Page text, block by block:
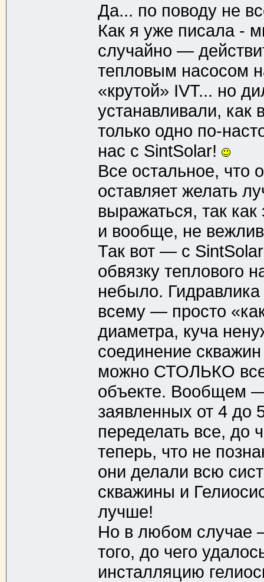
Да... по поводу не
Как я уже писала -
случайно —
тепловым насосом
«крутой» IVT... но
устанавливали, как
только одно по-
нас с SintSolar!
Все остальное, что
оставляет желать
выражаться, так
и вообще, не
Так вот — с
обвязку теплового
небыло.
всему — просто
диаметра, куча
соединение
можно СТОЛЬКО
объекте. Вообщем
заявленных от 4 до
переделать все, до
теперь, что не
они делали всю
скважины и
лучше!
Но в любом случае
того, до чего
инсталляцию